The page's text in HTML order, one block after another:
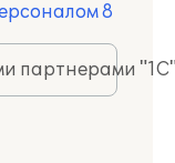
8
партнерами